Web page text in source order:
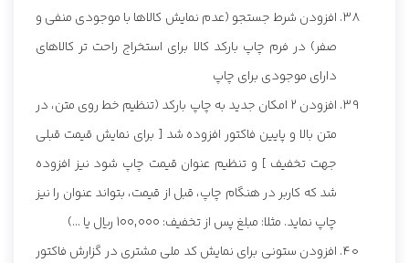
افزودن شرط جستجو (عدم نمایش کالاها با موجودی منفی و
صفر) در فرم چاپ بارکد کالا برای استخراج راحت تر کالاهای
دارای موجودی برای چاپ
افزودن 2 امکان جدید به چاپ بارکد (تنظیم خط روی متن، در
متن بالا و پایین فاکتور افزوده شد [ برای نمایش قیمت قبلی
جهت تخفیف ] و تنظیم عنوان قیمت چاپ شود نیز افزوده
شد که کاربر در هنگام چاپ، قبل از قیمت، بتواند عنوان را نیز
چاپ نماید. مثلا: مبلغ پس از تخفیف: 100,000 ریال یا ...)
افزودن ستونی برای نمایش کد ملی مشتری در گزارش فاکتور